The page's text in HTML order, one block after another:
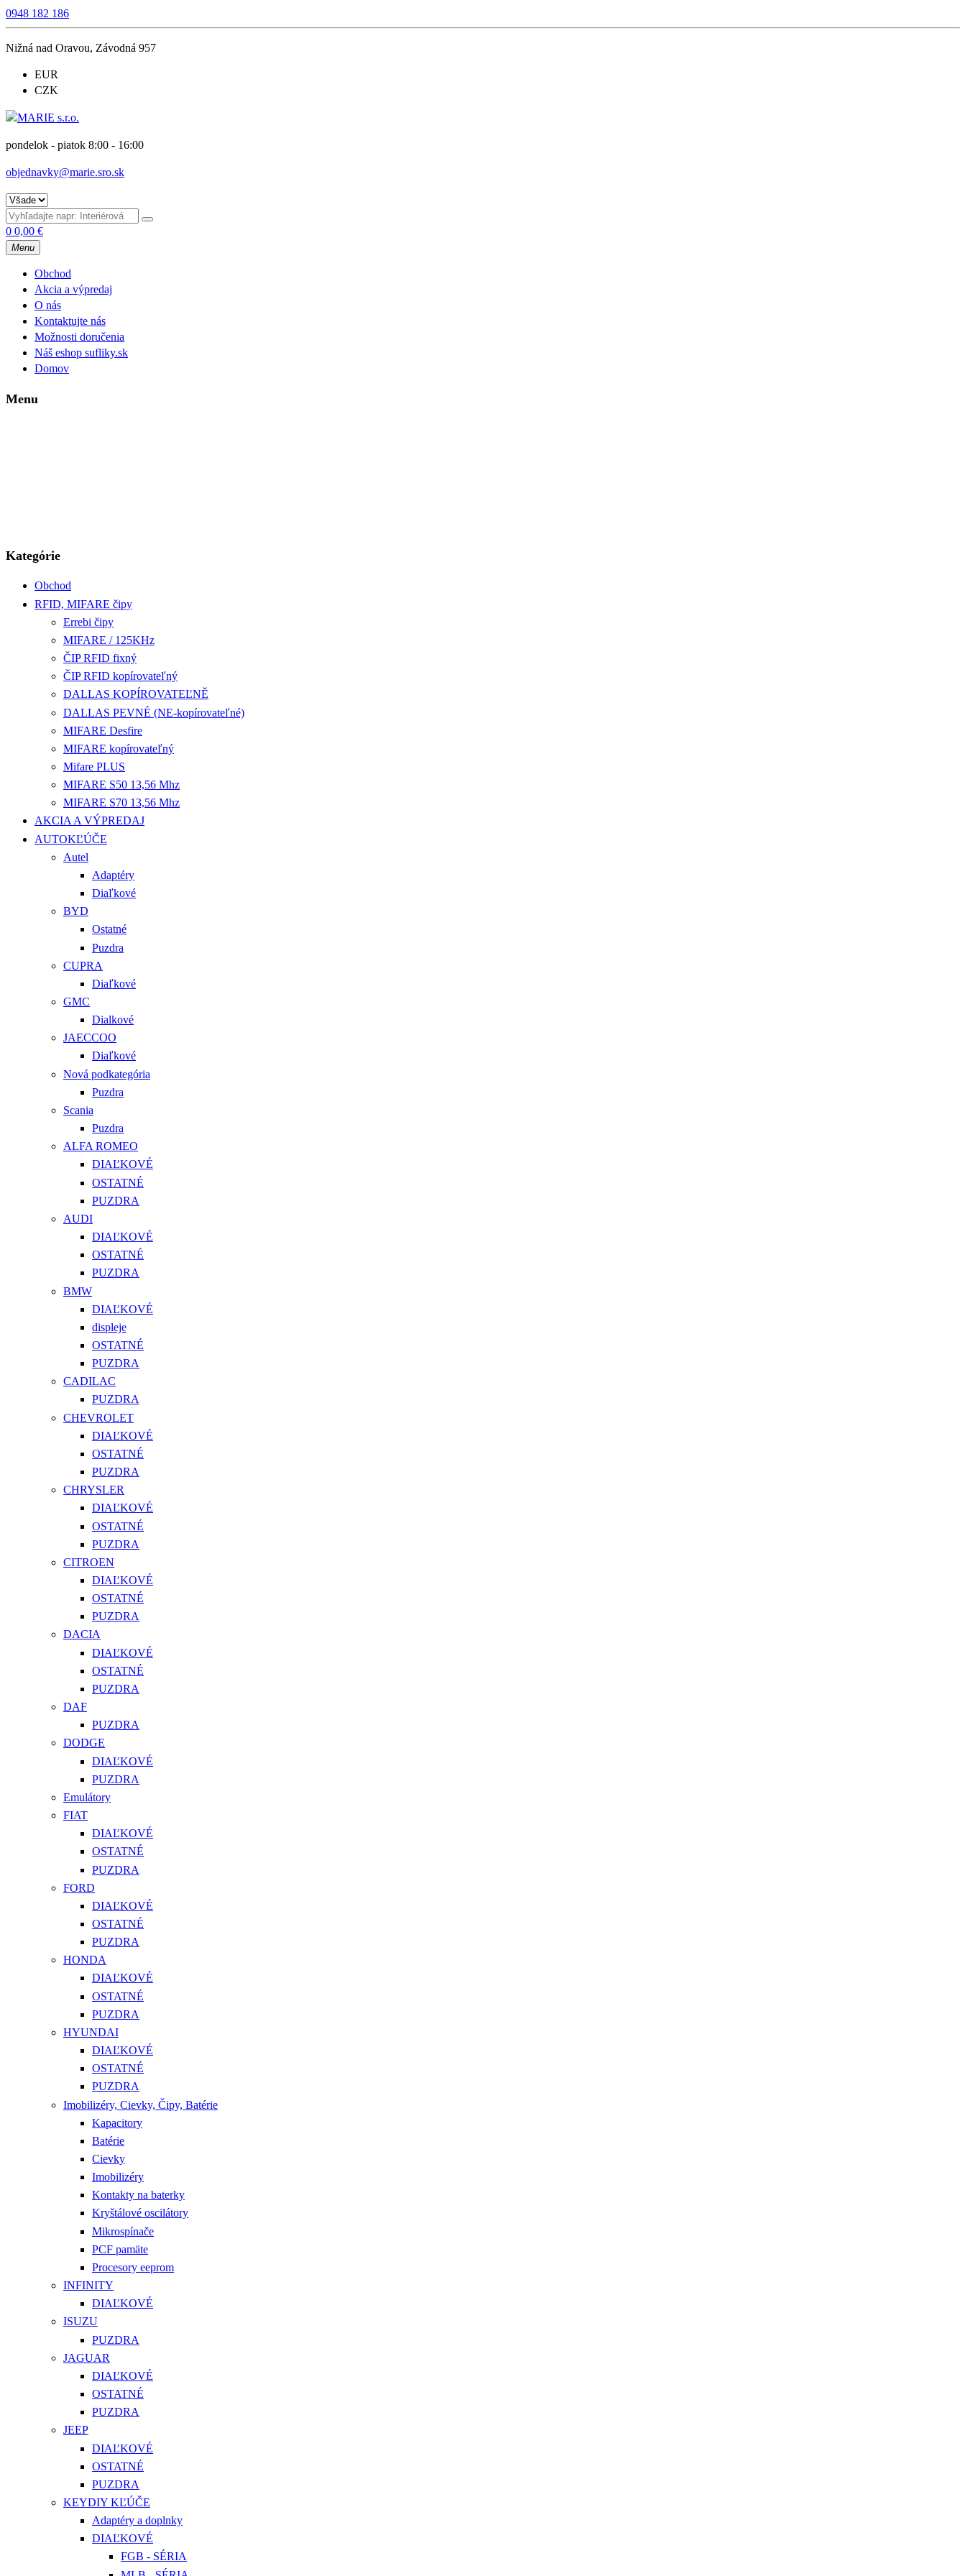
0948 182 186
Nižná nad Oravou, Závodná 957
EUR
CZK
pondelok - piatok 8:00 - 16:00
objednavky@marie.sro.sk
0 0,00 €
Menu
Obchod
Akcia a výpredaj
O nás
Kontaktujte nás
Možnosti doručenia
Náš eshop sufliky.sk
Domov
Menu
Kategórie
Obchod
RFID, MIFARE čipy
Errebi čipy
MIFARE / 125KHz
ČIP RFID fixný
ČIP RFID kopírovateľný
DALLAS KOPÍROVATEĽNĚ
DALLAS PEVNÉ (NE-kopírovateľné)
MIFARE Desfire
MIFARE kopírovateľný
Mifare PLUS
MIFARE S50 13,56 Mhz
MIFARE S70 13,56 Mhz
AKCIA A VÝPREDAJ
AUTOKĽÚČE
Autel
Adaptéry
Diaľkové
BYD
Ostatné
Puzdra
CUPRA
Diaľkové
GMC
Dialkové
JAECCOO
Diaľkové
Nová podkategória
Puzdra
Scania
Puzdra
ALFA ROMEO
DIAĽKOVÉ
OSTATNÉ
PUZDRA
AUDI
DIAĽKOVÉ
OSTATNÉ
PUZDRA
BMW
DIAĽKOVÉ
displeje
OSTATNÉ
PUZDRA
CADILAC
PUZDRA
CHEVROLET
DIAĽKOVÉ
OSTATNÉ
PUZDRA
CHRYSLER
DIAĽKOVÉ
OSTATNÉ
PUZDRA
CITROEN
DIAĽKOVÉ
OSTATNÉ
PUZDRA
DACIA
DIAĽKOVÉ
OSTATNÉ
PUZDRA
DAF
PUZDRA
DODGE
DIAĽKOVÉ
PUZDRA
Emulátory
FIAT
DIAĽKOVÉ
OSTATNÉ
PUZDRA
FORD
DIAĽKOVÉ
OSTATNÉ
PUZDRA
HONDA
DIAĽKOVÉ
OSTATNÉ
PUZDRA
HYUNDAI
DIAĽKOVÉ
OSTATNÉ
PUZDRA
Imobilizéry, Cievky, Čipy, Batérie
Kapacitory
Batérie
Cievky
Imobilizéry
Kontakty na baterky
Kryštálové oscilátory
Mikrospínače
PCF pamäte
Procesory eeprom
INFINITY
DIAĽKOVÉ
ISUZU
PUZDRA
JAGUAR
DIAĽKOVÉ
OSTATNÉ
PUZDRA
JEEP
DIAĽKOVÉ
OSTATNÉ
PUZDRA
KEYDIY KĽÚČE
Adaptéry a doplnky
DIAĽKOVÉ
FGB - SÉRIA